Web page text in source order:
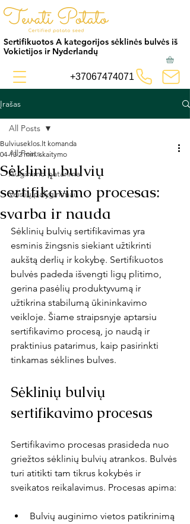
Sertifikuotos A kategorijos sėklinės bulvės iš
Vokietijos ir Nyderlandų
+37067474071
Įrašas
All Posts
Auginimo patarimai
Veislių palyginimai
All Posts
Sėklinių bulvių
sertifikavimo procesas:
svarba ir nauda
Bulviuseklos.lt komanda
04-13 2 min. skaitymo
Sėklinių bulvių sertifikavimas yra
esminis žingsnis siekiant užtikrinti
aukštą derlių ir kokybę. Sertifikuotos
bulvės padeda išvengti ligų plitimo,
gerina pasėlių produktyvumą ir
užtikrina stabilumą ūkininkavimo
veikloje. Šiame straipsnyje aptarsiu
sertifikavimo procesą, jo naudą ir
praktinius patarimus, kaip pasirinkti
tinkamas sėklines bulves.
Sėklinių bulvių
sertifikavimo procesas
Sertifikavimo procesas prasideda nuo
griežtos sėklinių bulvių atrankos. Bulvės
turi atitikti tam tikrus kokybės ir
sveikatos reikalavimus. Procesas apima:
Bulvių auginimo vietos patikrinimą